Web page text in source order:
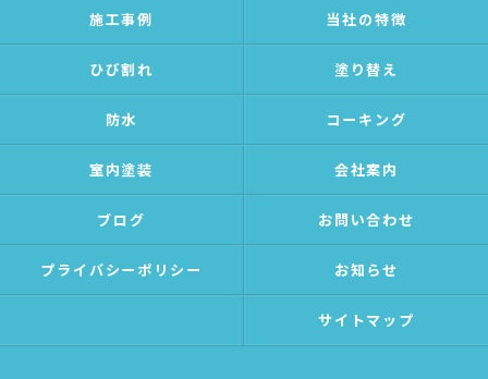
施工事例 当社の特徴
ひび割れ 塗り替え
防水 コーキング
室内塗装 会社案内
ブログ お問い合わせ
プライバシーポリシー お知らせ
サイトマップ